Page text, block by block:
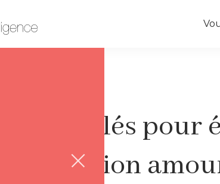
Les clés
relation